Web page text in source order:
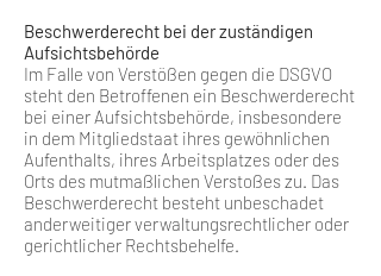
Beschwerderecht bei der zuständigen
Aufsichtsbehörde
Im Falle von Verstößen gegen die DSGVO
steht den Betroffenen ein Beschwerderecht
bei einer Aufsichtsbehörde, insbesondere
in dem Mitgliedstaat ihres gewöhnlichen
Aufenthalts, ihres Arbeitsplatzes oder des
Orts des mutmaßlichen Verstoßes zu. Das
Beschwerderecht besteht unbeschadet
anderweitiger verwaltungsrechtlicher oder
gerichtlicher Rechtsbehelfe.